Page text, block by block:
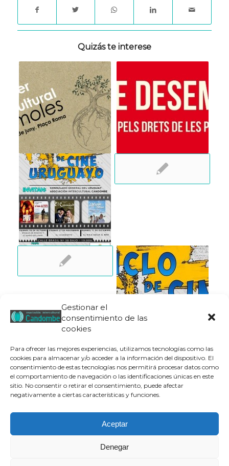
Gestionar el
consentimiento de las
cookies
Para ofrecer las mejores experiencias, utilizamos tecnologías como las
cookies para almacenar y/o acceder a la información del dispositivo. El
consentimiento de estas tecnologías nos permitirá procesar datos como
el comportamiento de navegación o las identificaciones únicas en este
sitio. No consentir o retirar el consentimiento, puede afectar
negativamente a ciertas características y funciones.
Aceptar
Denegar
Quizás te interese